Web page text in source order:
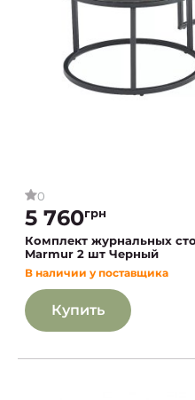
0
5 760грн
Комплект журнальных
Marmur 2 шт Черный
В наличии у поставщика
Купить